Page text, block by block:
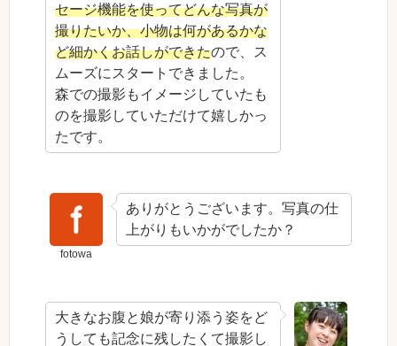
セージ機能を使ってどんな写真が
撮りたいか、小物は何があるかな
ど細かくお話しができたので、ス
ムーズにスタートできました。
森での撮影もイメージしていたも
のを撮影していただけて嬉しかっ
たです。
fotowa
ありがとうございます。写真の仕
上がりもいかがでしたか？
大きなお腹と娘が寄り添う姿をど
うしても記念に残したくて撮影し